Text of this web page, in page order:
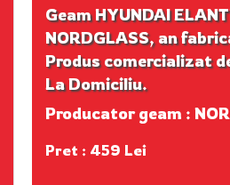
Geam HYUNDAI
NORDGLASS, an
Produs comercializat
La Domiciliu.
Producator geam :
Pret : 459 Lei